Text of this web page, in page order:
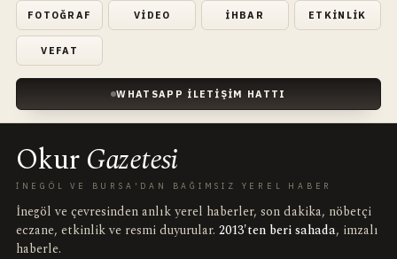
FOTOĞRAF VIDEO İHBAR ETKINLIK
VEFAT
WHATSAPP İLETIŞIM HATTI
OkurGazetesi
İNEGÖL VE BURSA'DAN BAĞIMSIZ YEREL HABER
İnegöl ve çevresinden anlık yerel haberler, son dakika, nöbetçi
eczane, etkinlik ve resmi duyurular. 2013'ten beri sahada, imzalı
haberle.